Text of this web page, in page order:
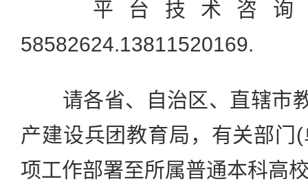
平台技术咨询
58582624.13811520169.
请各省、自治区、直辖市
产建设兵团教育局，有关部门
项工作部署至所属普通本科高